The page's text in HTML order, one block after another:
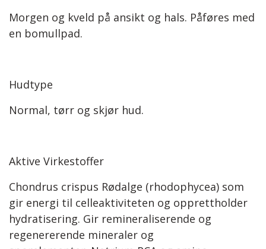
Morgen og kveld på ansikt og hals. Påføres med
en bomullpad.
Hudtype
Normal, tørr og skjør hud.
Aktive Virkestoffer
Chondrus crispus Rødalge (rhodophycea) som
gir energi til celleaktiviteten og opprettholder
hydratisering. Gir remineraliserende og
regenererende mineraler og